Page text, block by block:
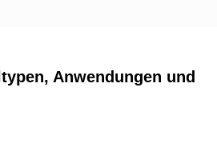
Anwendungen und